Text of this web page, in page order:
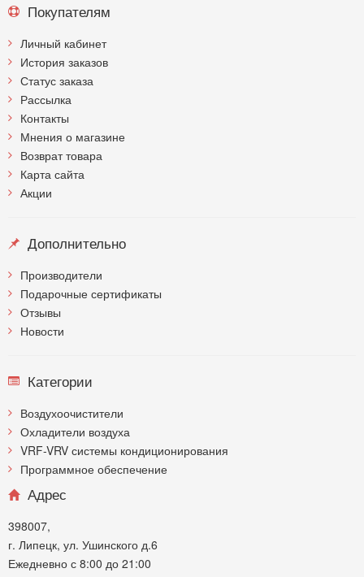
Покупателям
Личный кабинет
История заказов
Статус заказа
Рассылка
Контакты
Мнения о магазине
Возврат товара
Карта сайта
Акции
Дополнительно
Производители
Подарочные сертификаты
Отзывы
Новости
Категории
Воздухоочистители
Охладители воздуха
VRF-VRV системы кондиционирования
Программное обеспечение
Адрес
398007,
г. Липецк, ул. Ушинского д.6
Ежедневно с 8:00 до 21:00